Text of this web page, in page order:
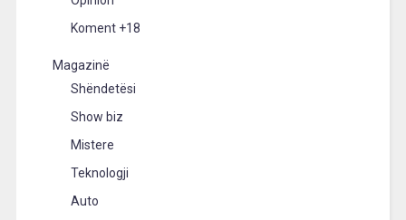
Koment +18
Magazinë
Shëndetësi
Show biz
Mistere
Teknologji
Auto